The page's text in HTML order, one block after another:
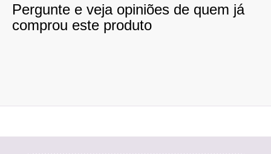
Pergunte e veja opiniões de quem já
comprou este produto